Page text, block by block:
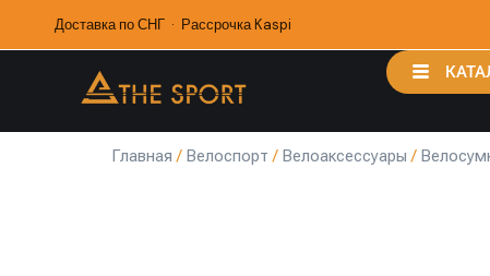
Доставка по СНГ · Рассрочка Kaspi
Главная / Велоспорт / Велоаксессуары /